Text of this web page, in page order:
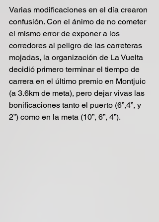
Varias modificaciones en el día crearon
confusión. Con el ánimo de no cometer
el mismo error de exponer a los
corredores al peligro de las carreteras
mojadas, la organización de La Vuelta
decidió primero terminar el tiempo de
carrera en el último premio en Montjuic
(a 3.6km de meta), pero dejar vivas las
bonificaciones tanto el puerto (6”,4”, y
2”) como en la meta (10”, 6”, 4”).